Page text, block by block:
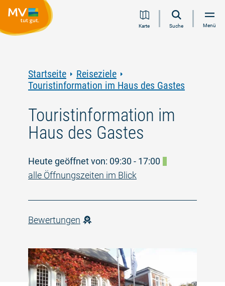
Inhalt
Navigation
Volltextsuche
FooterKarte Suche Menü
Startseite
Reiseziele
Touristinformation im Haus des Gastes
Touristinformation im
Haus des Gastes
Heute geöffnet von: 09:30 - 17:00
alle Öffnungszeiten im Blick
Bewertungen